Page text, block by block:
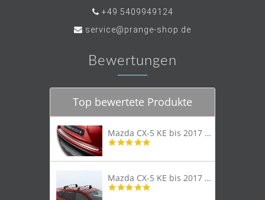
+49 5409949124
service@prange-shop.de
Bewertungen
Top bewertete Produkte
Mazda CX-5 KE bis 2017 Trittschutzleiste Edelstahl original
4.8
rating
Mazda CX-5 KE bis 2017 Lastenträger Dachträger
4.9